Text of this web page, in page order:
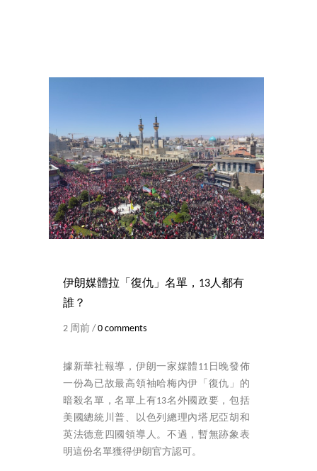
伊朗媒體拉「復仇」名單，13人都有
誰？
2 周前 / 0 comments
據新華社報導，伊朗一家媒體11日晚發佈
一份為已故最高領袖哈梅內伊「復仇」的
暗殺名單，名單上有13名外國政要，包括
美國總統川普、以色列總理內塔尼亞胡和
英法德意四國領導人。不過，暫無跡象表
明這份名單獲得伊朗官方認可。